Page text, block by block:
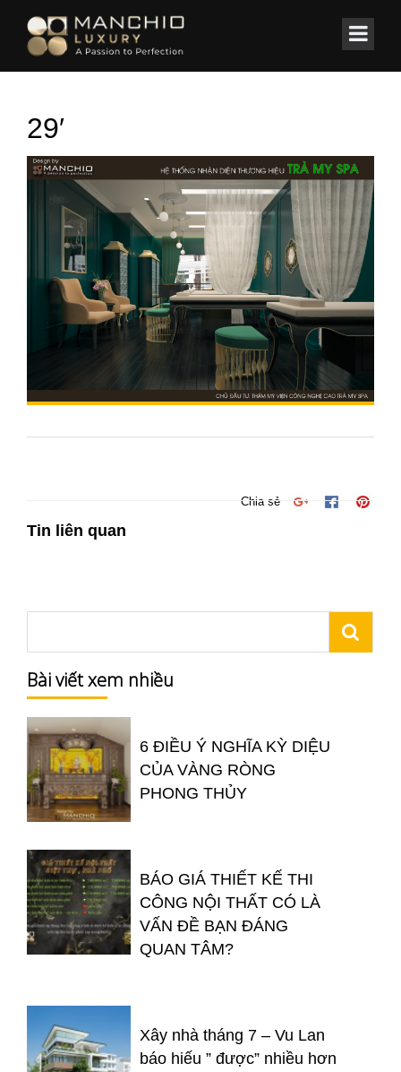
Home/Spa ✔️ Clinic/ Thiết kế Beauty Spa Trà My
29′
Chia sẻ
Tin liên quan
Bài viết xem nhiều
6 ĐIỀU Ý NGHĨA KỲ DIỆU
CỦA VÀNG RÒNG
PHONG THỦY
BÁO GIÁ THIẾT KẾ THI
CÔNG NỘI THẤT CÓ LÀ
VẤN ĐỀ BẠN ĐÁNG
QUAN TÂM?
Xây nhà tháng 7 – Vu Lan
báo hiếu ” được” nhiều hơn